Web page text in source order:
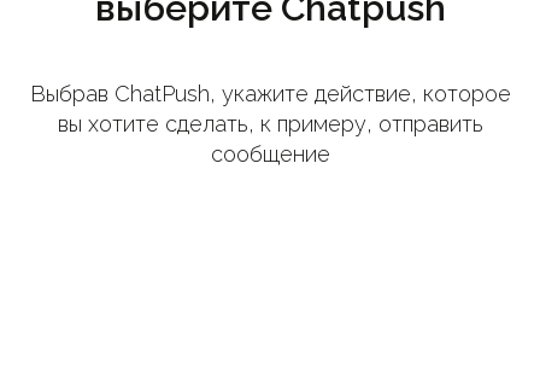
Выбрав ChatPush, укажите действие, которое
вы хотите сделать, к примеру, отправить
сообщение